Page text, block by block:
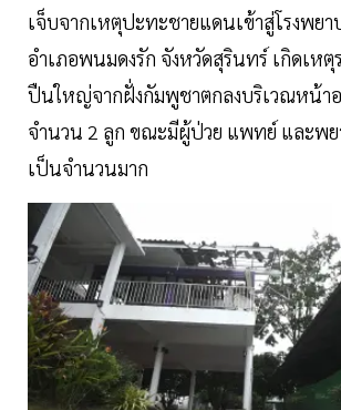
เจ็บจากเหตุปะทะชายแดนเข้าสู่โรงพย
อำเภอพนมดงรัก จังหวัดสุรินทร์ เกิดเห
ปืนใหญ่จากฝั่งกัมพูชาตกลงบริเวณหน้าอ
จำนวน 2 ลูก ขณะมีผู้ป่วย แพทย์ และพย
เป็นจำนวนมาก